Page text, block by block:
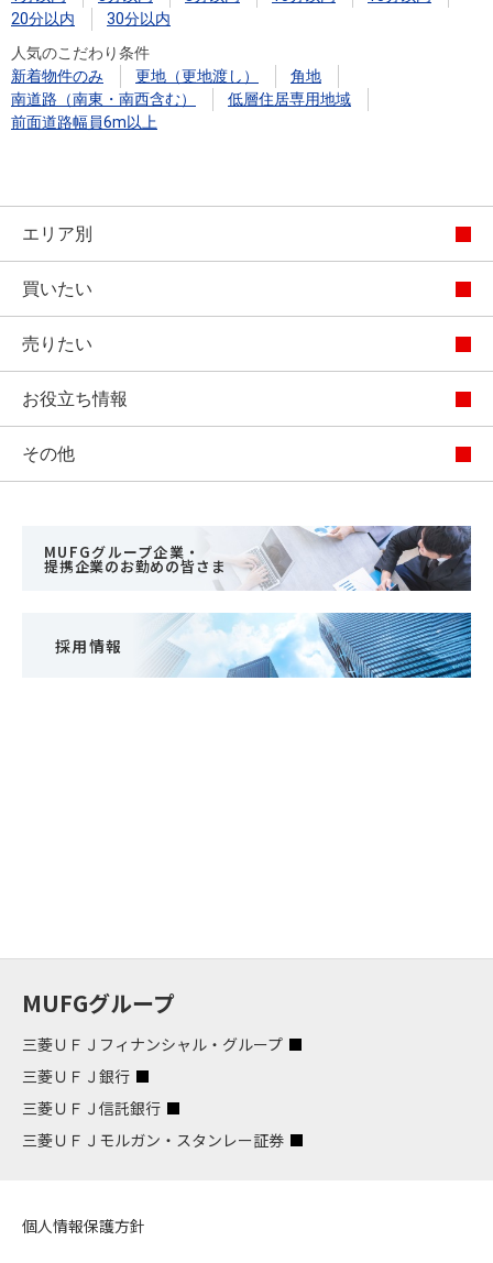
20分以内
30分以内
人気のこだわり条件
新着物件のみ
更地（更地渡し）
角地
南道路（南東・南西含む）
低層住居専用地域
前面道路幅員6m以上
エリア別
買いたい
売りたい
お役立ち情報
その他
MUFGグループ企業・
提携企業のお勤めの皆さま
採用情報
MUFGグループ
三菱ＵＦＪフィナンシャル・グループ
三菱ＵＦＪ銀行
三菱ＵＦＪ信託銀行
三菱ＵＦＪモルガン・スタンレー証券
個人情報保護方針